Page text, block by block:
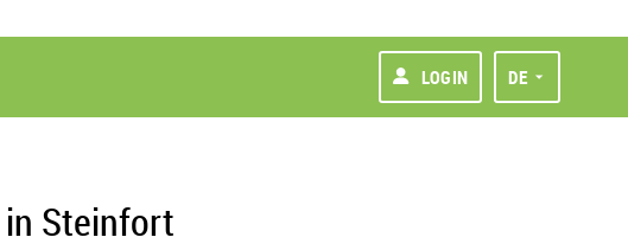
LOGIN DE
Steinfort